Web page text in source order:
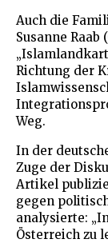
Auch die
Susanne
Richtung der
Weg.
In der
Zuge der
Artikel
gegen
analysierte:
Österreich zu